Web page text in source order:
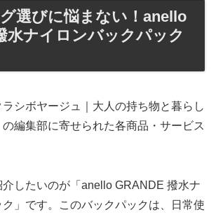
選びに悩まない！anello
水ナイロンバックパック
シボヤージュ｜大人の持ち物と暮らし
編集部に寄せられた各商品・サービス
したいのが「anello GRANDE 撥水ナ
」です。このバックパックは、日常使